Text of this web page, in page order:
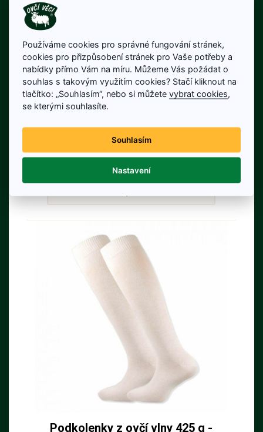
Ponožky z ovčí vlny 425 g - Bílé
2 páry
Velikosti: 35 - 38; 39 - 42; 43 - 47
350 Kč
Na skladě
Podkolenky z ovčí vlny 425 g -
Používáme cookies pro správné fungování stránek,
cookies pro přizpůsobení stránek pro Vaše potřeby a
nabídky přímo Vám na míru. Můžeme Vás požádat o
souhlas s takovým využitím cookies? Stačí kliknout na
tlačítko: „Souhlasím“, nebo si můžetevybrat cookies
se kterými souhlasíte.
Souhlasím
Nastavení